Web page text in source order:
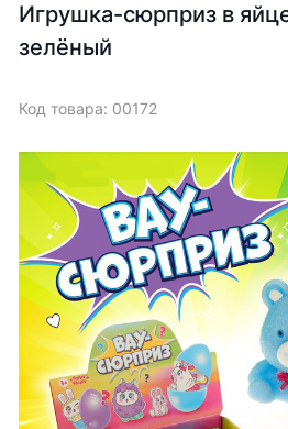
Игрушка-сюрприз в
зелёный
Код товара: 00172